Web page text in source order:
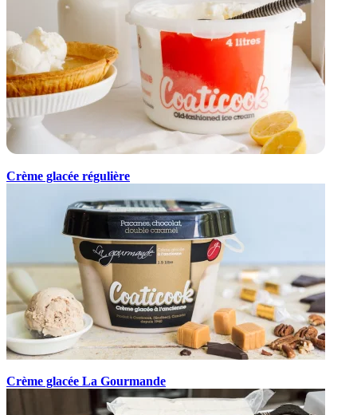
Crème glacée régulière
Crème glacée La Gourmande